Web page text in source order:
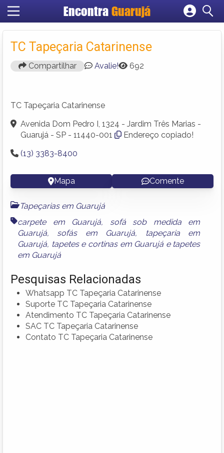
Encontra Guarujá
Cadastrar empresa
Criar conta
TC Tapeçaria Catarinense
Compartilhar Avalie! 692
TC Tapeçaria Catarinense
Avenida Dom Pedro I, 1324 - Jardim Três Marias -
Guarujá - SP - 11440-001
Endereço copiado!
(13) 3383-8400
Mapa Comente
Tapeçarias em Guarujá
carpete em Guarujá, sofá sob medida em
Guarujá, sofás em Guarujá,
tapeçaria em
Guarujá, tapetes e cortinas em Guarujá e tapetes
em Guarujá
Pesquisas Relacionadas
Whatsapp TC Tapeçaria Catarinense
Suporte TC Tapeçaria Catarinense
Atendimento TC Tapeçaria Catarinense
SAC TC Tapeçaria Catarinense
Contato TC Tapeçaria Catarinense